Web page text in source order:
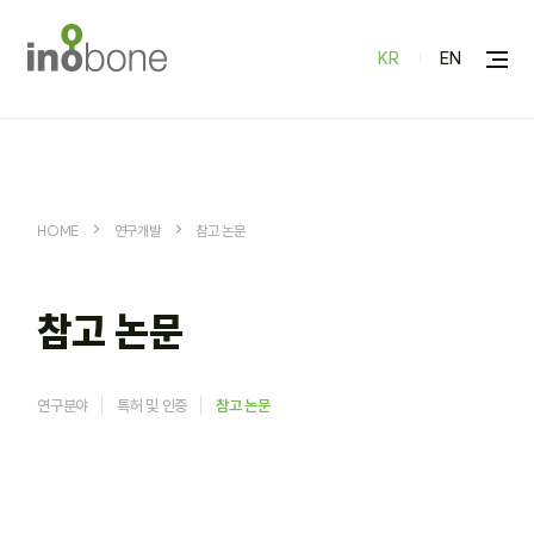
KR EN
HOME 연구개발 참고 논문
참고 논문
연구분야 특허 및 인증 참고 논문